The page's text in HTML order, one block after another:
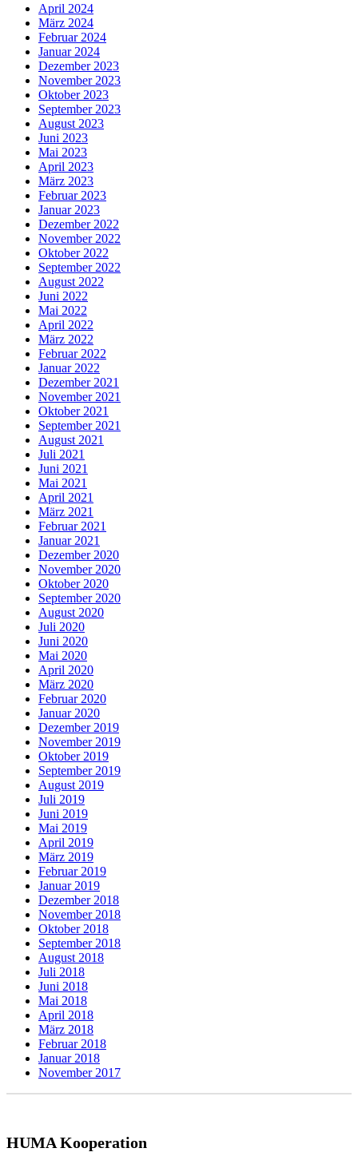
April 2024
März 2024
Februar 2024
Januar 2024
Dezember 2023
November 2023
Oktober 2023
September 2023
August 2023
Juni 2023
Mai 2023
April 2023
März 2023
Februar 2023
Januar 2023
Dezember 2022
November 2022
Oktober 2022
September 2022
August 2022
Juni 2022
Mai 2022
April 2022
März 2022
Februar 2022
Januar 2022
Dezember 2021
November 2021
Oktober 2021
September 2021
August 2021
Juli 2021
Juni 2021
Mai 2021
April 2021
März 2021
Februar 2021
Januar 2021
Dezember 2020
November 2020
Oktober 2020
September 2020
August 2020
Juli 2020
Juni 2020
Mai 2020
April 2020
März 2020
Februar 2020
Januar 2020
Dezember 2019
November 2019
Oktober 2019
September 2019
August 2019
Juli 2019
Juni 2019
Mai 2019
April 2019
März 2019
Februar 2019
Januar 2019
Dezember 2018
November 2018
Oktober 2018
September 2018
August 2018
Juli 2018
Juni 2018
Mai 2018
April 2018
März 2018
Februar 2018
Januar 2018
November 2017
HUMA Kooperation